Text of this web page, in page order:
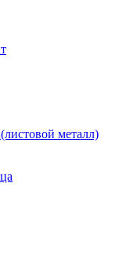
металл)